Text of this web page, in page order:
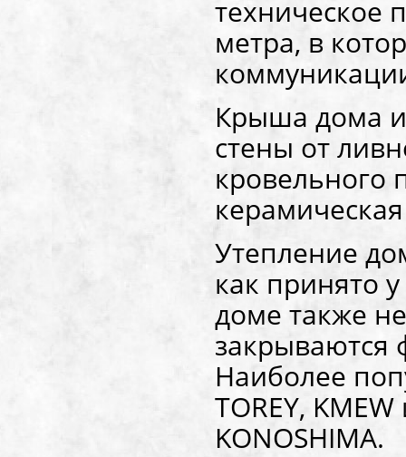
техническое
метра, в
Крыша дома
стены от
кровельного
Утепление
как принято
доме также
Наиболее
TOREY,
KONOSHIMA.